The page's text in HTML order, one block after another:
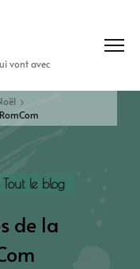
vont avec
Tout le blog
de la